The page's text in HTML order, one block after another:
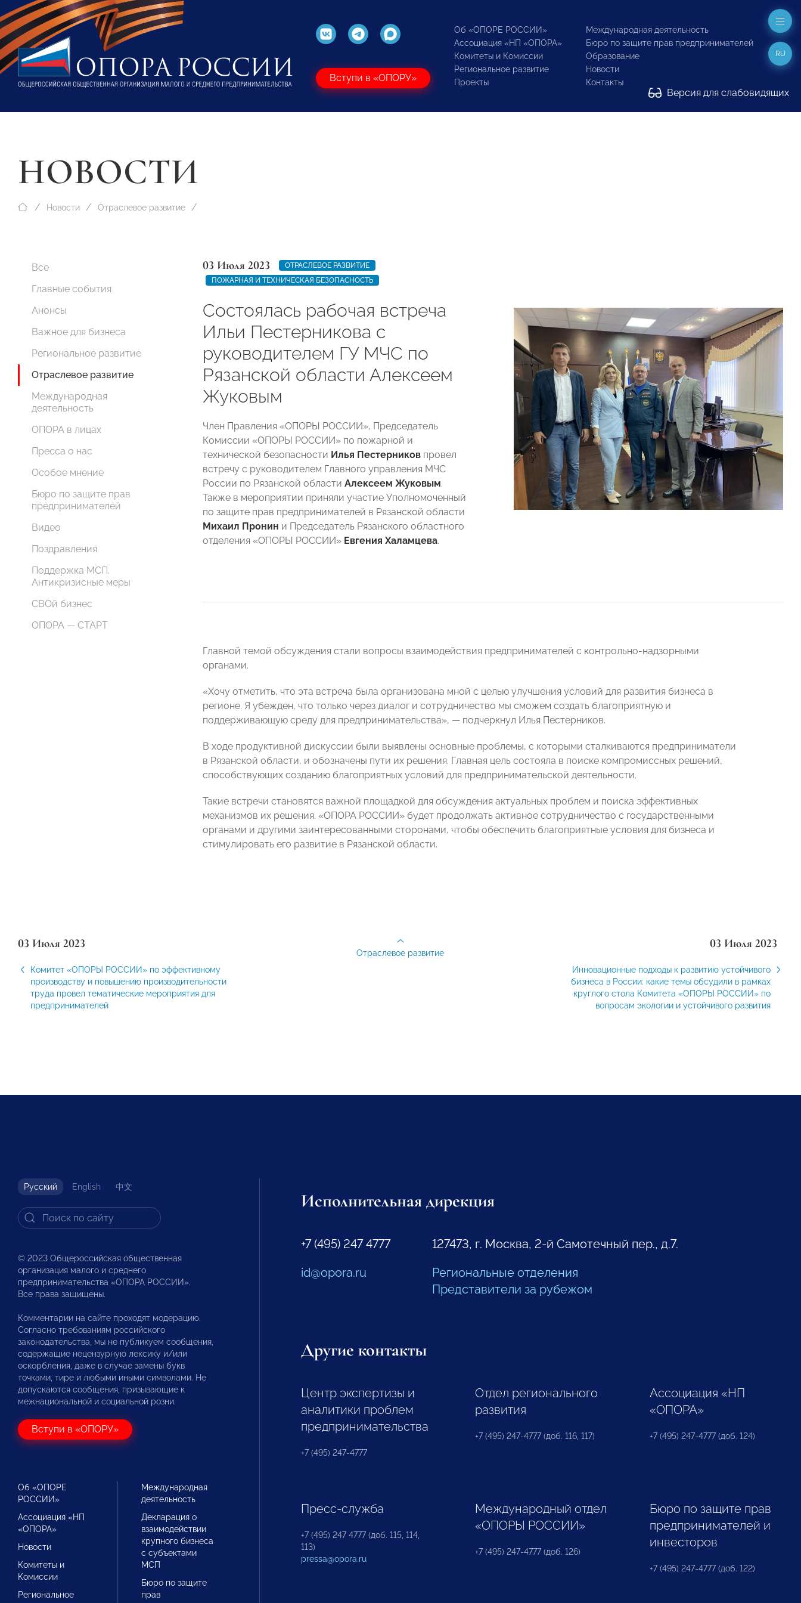
Вступи в «ОПОРУ»
Об «ОПОРЕ РОССИИ»
Ассоциация «НП «ОПОРА»
Комитеты и Комиссии
Региональное развитие
Проекты
Международная деятельность
Бюро по защите прав предпринимателей
Образование
Новости
Контакты
Версия для слабовидящих
RU
НОВОСТИ
Новости Отраслевое развитие
Все
Главные события
Анонсы
Важное для бизнеса
Региональное развитие
Отраслевое развитие
Международная
деятельность
ОПОРА в лицах
Пресса о нас
Особое мнение
Бюро по защите прав
предпринимателей
Видео
Поздравления
Поддержка МСП.
Антикризисные меры
СВОй бизнес
ОПОРА — СТАРТ
03 Июля 2023
ОТРАСЛЕВОЕ РАЗВИТИЕ
ПОЖАРНАЯ И ТЕХНИЧЕСКАЯ БЕЗОПАСНОСТЬ
Состоялась рабочая встреча
Ильи Пестерникова с
руководителем ГУ МЧС по
Рязанской области Алексеем
Жуковым
Член Правления «ОПОРЫ РОССИИ», Председатель
Комиссии «ОПОРЫ РОССИИ» по пожарной и
технической безопасности Илья Пестерников провел
встречу с руководителем Главного управления МЧС
России по Рязанской области Алексеем Жуковым.
Также в мероприятии приняли участие Уполномоченный
по защите прав предпринимателей в Рязанской области
Михаил Пронин и Председатель Рязанского областного
отделения «ОПОРЫ РОССИИ» Евгения Халамцева.
Главной темой обсуждения стали вопросы взаимодействия предпринимателей с контрольно-надзорными
органами.
«Хочу отметить, что эта встреча была организована мной с целью улучшения условий для развития бизнеса в
регионе. Я убежден, что только через диалог и сотрудничество мы сможем создать благоприятную и
поддерживающую среду для предпринимательства», — подчеркнул Илья Пестерников.
В ходе продуктивной дискуссии были выявлены основные проблемы, с которыми сталкиваются предприниматели
в Рязанской области, и обозначены пути их решения. Главная цель состояла в поиске компромиссных решений,
способствующих созданию благоприятных условий для предпринимательской деятельности.
Такие встречи становятся важной площадкой для обсуждения актуальных проблем и поиска эффективных
механизмов их решения. «ОПОРА РОССИИ» будет продолжать активное сотрудничество с государственными
органами и другими заинтересованными сторонами, чтобы обеспечить благоприятные условия для бизнеса и
стимулировать его развитие в Рязанской области.
03 Июля 2023
Комитет «ОПОРЫ РОССИИ» по эффективному
производству и повышению производительности
труда провел тематические мероприятия для
предпринимателей
03 Июля 2023
Инновационные подходы к развитию устойчивого
бизнеса в России: какие темы обсудили в рамках
круглого стола Комитета «ОПОРЫ РОССИИ» по
вопросам экологии и устойчивого развития
Отраслевое развитие
Русский English 中文
© 2023 Общероссийская общественная
организация малого и среднего
предпринимательства «ОПОРА РОССИИ».
Все права защищены.
Комментарии на сайте проходят модерацию.
Согласно требованиям российского
законодательства, мы не публикуем сообщения,
содержащие нецензурную лексику и/или
оскорбления, даже в случае замены букв
точками, тире и любыми иными символами. Не
допускаются сообщения, призывающие к
межнациональной и социальной розни.
Вступи в «ОПОРУ»
Об «ОПОРЕ
РОССИИ»
Ассоциация «НП
«ОПОРА»
Новости
Комитеты и
Комиссии
Региональное
Международная
деятельность
Декларация о
взаимодействии
крупного бизнеса
с субъектами
МСП
Бюро по защите
прав
Исполнительная дирекция
+7 (495) 247 4777
id@opora.ru
127473, г. Москва, 2-й Самотечный пер., д.7.
Региональные отделения
Представители за рубежом
Другие контакты
Центр экспертизы и
аналитики проблем
предпринимательства
+7 (495) 247-4777
Отдел регионального
развития
+7 (495) 247-4777 (доб. 116, 117)
Ассоциация «НП
«ОПОРА»
+7 (495) 247-4777 (доб. 124)
Пресс-служба
+7 (495) 247 4777 (доб. 115, 114,
113)
pressa@opora.ru
Международный отдел
«ОПОРЫ РОССИИ»
+7 (495) 247-4777 (доб. 126)
Бюро по защите прав
предпринимателей и
инвесторов
+7 (495) 247-4777 (доб. 122)